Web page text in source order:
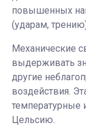
повышенных
(ударам,
Механические
выдерживать
другие
воздействия.
температурные
Цельсию.